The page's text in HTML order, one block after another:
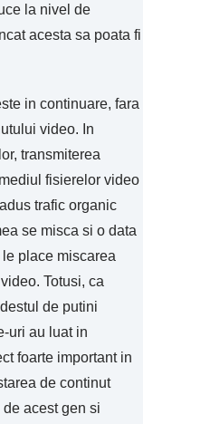
la nivel de
acesta sa poata fi
in continuare, fara
video. In
transmiterea
fisierelor video
trafic organic
se misca si o data
place miscarea
Totusi, ca
de putini
uri au luat in
foarte important in
de continut
acest gen si